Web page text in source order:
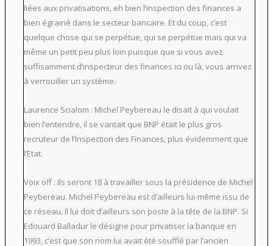
liées aux privatisations, eh bien l’inspection des finances a
bien égrainé dans le secteur bancaire. Et du coup, c’est
quelque chose qui se perpétue, qui se perpétue mais qui va
même un petit peu plus loin puisque que si vous avez
suffisamment d’inspecteur des finances ici ou là, vous arrivez
à verrouiller un système.
Laurence Scialom : Michel Peybereau le disait à qui voulait
bien l’entendre, il se vantait que BNP était le plus gros
recruteur de l’Inspection des Finances, plus évidemment que
l’Etat.
Voix off : Ils seront 18 à travailler sous la présidence de Michel
Peybereau. Michel Peybereau est d’ailleurs lui-même issu de
ce réseau. Il lui doit d’ailleurs son poste à la tête de la BNP. Si
Edouard Balladur le désigne pour privatiser la banque en
1993, c’est que son nom lui avait été soufflé par l’ancien